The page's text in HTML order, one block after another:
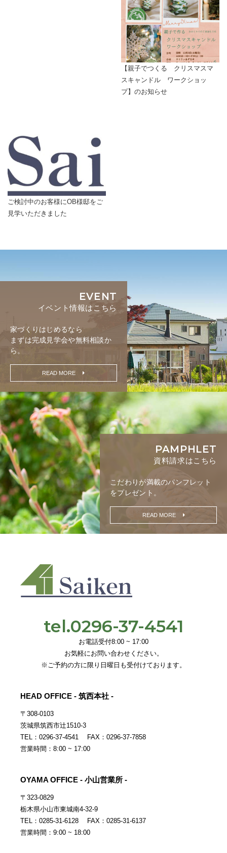
【親子でつくる クリスマスマ
スキャンドル ワークショッ
プ】のお知らせ
ご検討中のお客様にOB様邸をご
見学いただきました
EVENT
イベント情報はこちら
家づくりはじめるなら
まずは完成見学会や無料相談か
ら。
READ MORE
PAMPHLET
資料請求はこちら
こだわりが満載のパンフレット
をプレゼント。
READ MORE
tel.0296-37-4541
お電話受付8:00 ~ 17:00
お気軽にお問い合わせください。
※ご予約の方に限り日曜日も受付けております。
HEAD OFFICE - 筑西本社 -
〒308-0103
茨城県筑西市辻1510-3
TEL：0296-37-4541 FAX：0296-37-7858
営業時間：8:00 ~ 17:00
OYAMA OFFICE - 小山営業所 -
〒323-0829
栃木県小山市東城南4-32-9
TEL：0285-31-6128 FAX：0285-31-6137
営業時間：9:00 ~ 18:00